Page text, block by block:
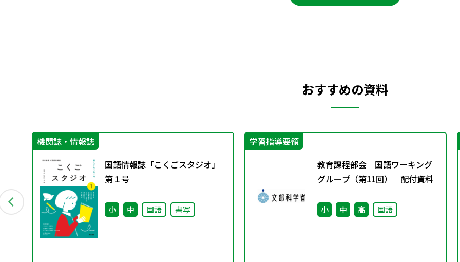
おすすめの資料
機関誌・情報誌
国語情報誌「こくごスタジオ」
第１号
小 中 国語 書写
学習指導要領
教育課程部会 国語ワーキング
グループ（第11回） 配付資料
小 中 高 国語